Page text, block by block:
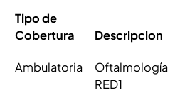
Tipo de
Cobertura
Descripcion
Ambulatoria
Oftalmología
RED1